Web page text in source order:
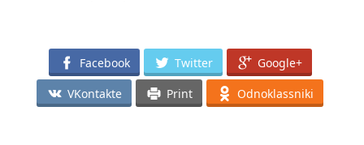
Facebook Twitter
Google+
VKontakte
Print Odnoklassniki